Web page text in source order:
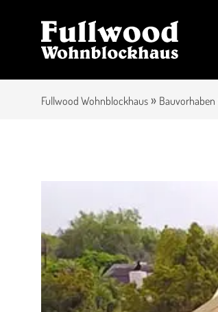
Fullwood Wohnblockhaus » Bauvorhaben